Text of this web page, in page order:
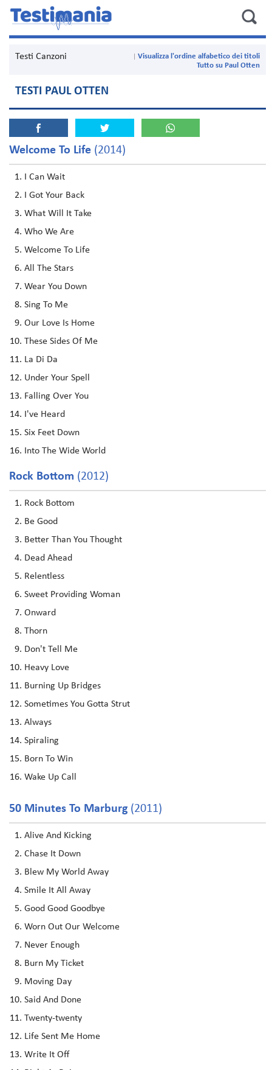
Testi Canzoni
Visualizza l'ordine alfabetico dei titoli
Tutto su Paul Otten
TESTI PAUL OTTEN
Welcome To Life (2014)
I Can Wait
I Got Your Back
What Will It Take
Who We Are
Welcome To Life
All The Stars
Wear You Down
Sing To Me
Our Love Is Home
These Sides Of Me
La Di Da
Under Your Spell
Falling Over You
I've Heard
Six Feet Down
Into The Wide World
Rock Bottom (2012)
Rock Bottom
Be Good
Better Than You Thought
Dead Ahead
Relentless
Sweet Providing Woman
Onward
Thorn
Don't Tell Me
Heavy Love
Burning Up Bridges
Sometimes You Gotta Strut
Always
Spiraling
Born To Win
Wake Up Call
50 Minutes To Marburg (2011)
Alive And Kicking
Chase It Down
Blew My World Away
Smile It All Away
Good Good Goodbye
Worn Out Our Welcome
Never Enough
Burn My Ticket
Moving Day
Said And Done
Twenty-twenty
Life Sent Me Home
Write It Off